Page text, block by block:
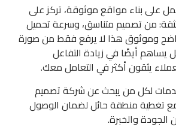
على بناء مواقع موثوقة، تركز على
من تصميم متناسق، وسرعة تحميل
وموثوق هذا لا يرفع فقط من صورة
يساهم أيضًا في زيادة التفاعل
يثقون أكثر في التعامل معك.
لكل من يبحث عن شركة تصميم
تغطية منطقة حائل لضمان الوصول
والخبرة.